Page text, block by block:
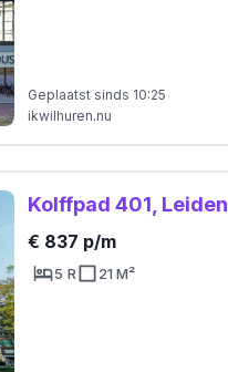
Geplaatst sinds 10:25
ikwilhuren.nu
Kolffpad 401, Leiden
€ 837 p/m
5 R 21 M²